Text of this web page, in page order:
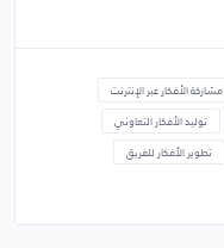
مشاركة الأفكار عبر الإنترنت
توليد الأفكار التعاوني
تطوير الأفكار للفريق